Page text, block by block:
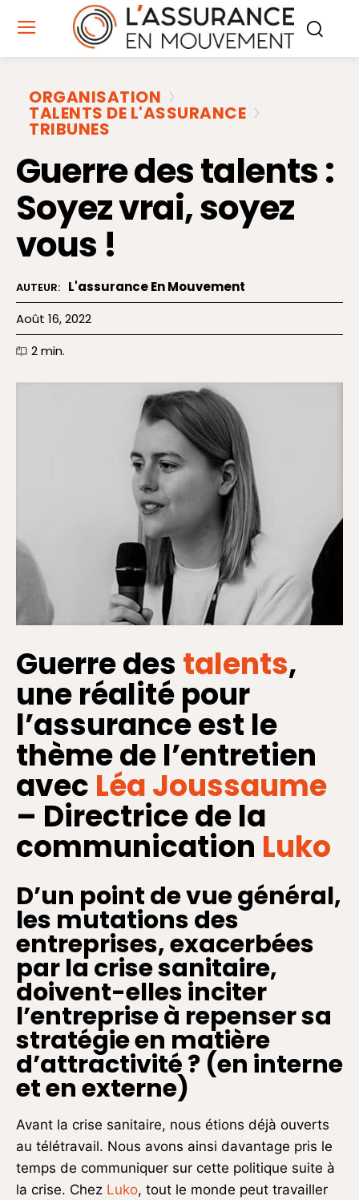
ORGANISATION
TALENTS DE L'ASSURANCE
TRIBUNES
Guerre des talents :
Soyez vrai, soyez
vous !
AUTEUR: L'assurance En Mouvement
Août 16, 2022
2min.
Guerre des talents,
une réalité pour
l’assurance est le
thème de l’entretien
avec Léa Joussaume
– Directrice de la
communication Luko
D’un point de vue général,
les mutations des
entreprises, exacerbées
par la crise sanitaire,
doivent-elles inciter
l’entreprise à repenser sa
stratégie en matière
d’attractivité ? (en interne
et en externe)
Avant la crise sanitaire, nous étions déjà ouverts
au télétravail. Nous avons ainsi davantage pris le
temps de communiquer sur cette politique suite à
la crise. Chez Luko, tout le monde peut travailler